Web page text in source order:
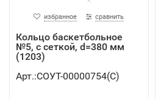
избранное сравнить
Кольцо баскетбольное
№5, с сеткой, d=380 мм
(1203)
Арт.:СОУТ-00000754(C)